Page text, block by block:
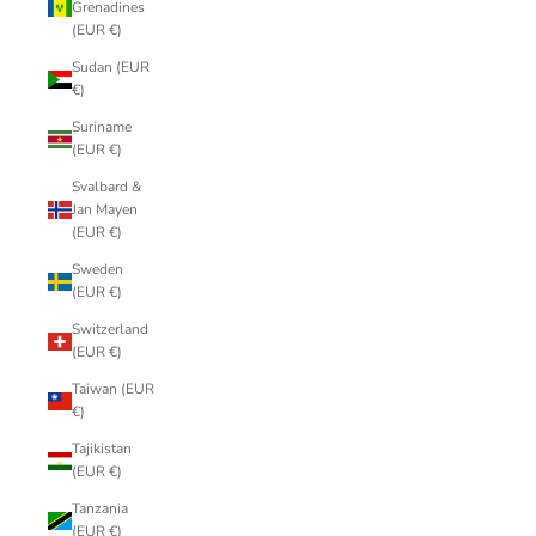
Grenadines
(EUR €)
Sudan (EUR
€)
Suriname
(EUR €)
Svalbard &
Jan Mayen
(EUR €)
Sweden
(EUR €)
Switzerland
(EUR €)
Taiwan (EUR
€)
Tajikistan
(EUR €)
Tanzania
(EUR €)